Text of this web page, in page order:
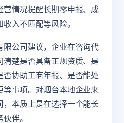
营情况提醒长期零申报、成
入不匹配等风险。
限公司建议，企业在咨询代
清楚是否具备正规资质、是
否协助工商年报、是否能处
等事项。对烟台本地企业来
，本质上是在选择一个能长
伴。